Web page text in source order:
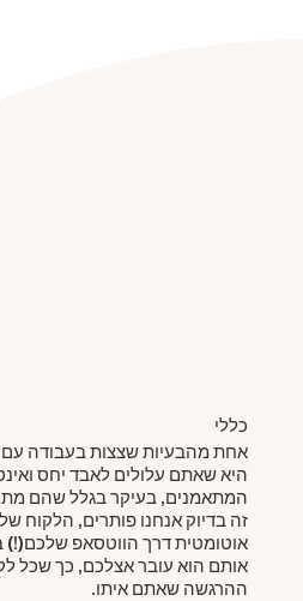
כללי
אחת מהבעיות שצצות בעבודה עם
היא שאתם עלולים לאבד יחס
המתאמנים, בעיקר בגלל שהם
זה בדיוק אנחנו פותרים, הלקוח
אוטומטית דרך הווטסאפ שלכם(!)
אותם הוא עובר אצלכם, כך שכל
ההרגשה שאתם איתו.